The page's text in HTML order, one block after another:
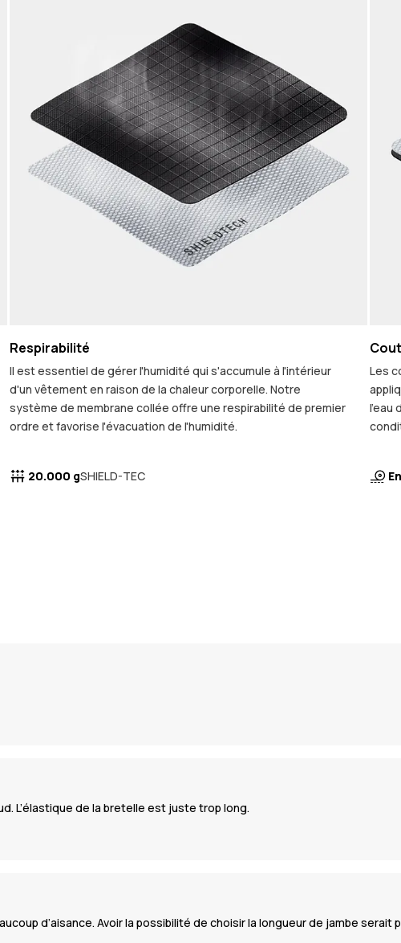
Respirabilité
Il est essentiel de gérer l'humidité qui s'accumule à l'intérieur
d'un vêtement en raison de la chaleur corporelle. Notre
système de membrane collée offre une respirabilité de premier
ordre et favorise l'évacuation de l'humidité.
20.000 gSHIELD-TEC
Les
l'eau
L’élastique de la bretelle est juste trop long.
d’aisance. Avoir la possibilité de choisir la longueur de jambe serait